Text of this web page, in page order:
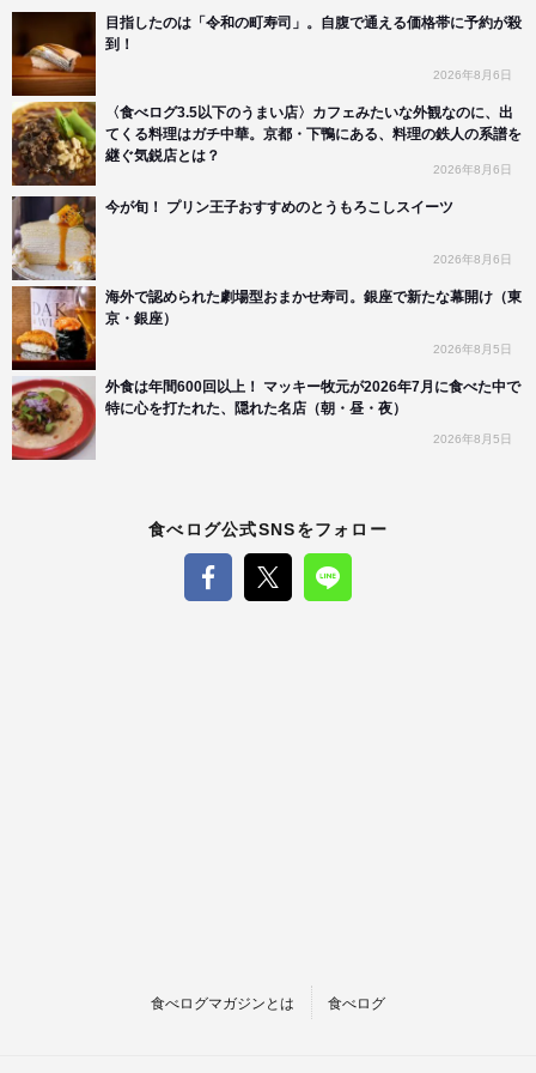
目指したのは「令和の町寿司」。自腹で通える価格帯に予約が殺
到！
2026年8月6日
〈食べログ3.5以下のうまい店〉カフェみたいな外観なのに、出
てくる料理はガチ中華。京都・下鴨にある、料理の鉄人の系譜を
継ぐ気鋭店とは？
2026年8月6日
今が旬！ プリン王子おすすめのとうもろこしスイーツ
2026年8月6日
海外で認められた劇場型おまかせ寿司。銀座で新たな幕開け（東
京・銀座）
2026年8月5日
外食は年間600回以上！ マッキー牧元が2026年7月に食べた中で
特に心を打たれた、隠れた名店（朝・昼・夜）
2026年8月5日
食べログ公式SNSをフォロー
食べログマガジンとは 食べログ